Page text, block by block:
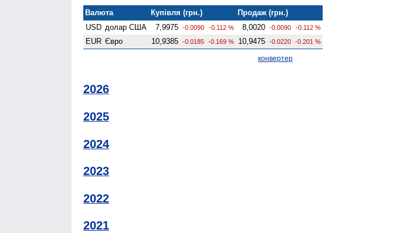
Валюта Купівля (грн.)
Продаж (грн.)
USD долар США 7,9975 -0.0090 -0.112 % 8,0020 -0.0090 -0.112 %
EUR Євро 10,9385 -0.0185 -0.169 % 10,9475 -0.0220 -0.201 %
конвертер
2026
2025
2024
2023
2022
2021